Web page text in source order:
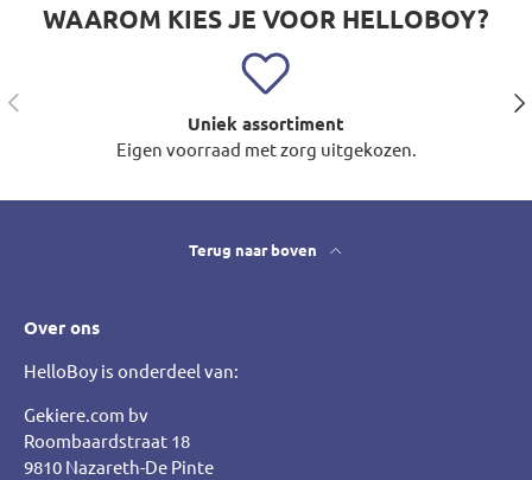
WAAROM KIES JE VOOR HELLOBOY?
Vorige
Uniek assortiment
Eigen voorraad met zorg uitgekozen.
Terug naar boven
Over ons
HelloBoy is onderdeel van:
Gekiere.com bv
Roombaardstraat 18
9810 Nazareth-De Pinte